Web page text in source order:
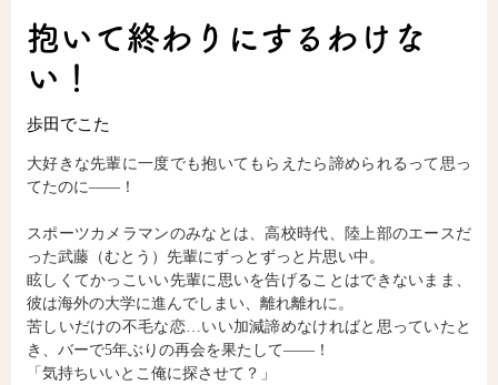
コミックパルフェ
抱いて終わりにするわけな
い！
歩田でこた
大好きな先輩に一度でも抱いてもらえたら諦められるって思っ
てたのに――！
スポーツカメラマンのみなとは、高校時代、陸上部のエースだ
った武藤（むとう）先輩にずっとずっと片思い中。
眩しくてかっこいい先輩に思いを告げることはできないまま、
彼は海外の大学に進んでしまい、離れ離れに。
苦しいだけの不毛な恋…いい加減諦めなければと思っていたと
き、バーで5年ぶりの再会を果たして――！
「気持ちいいとこ俺に探させて？」